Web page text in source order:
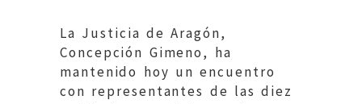
La Justicia de Aragón,
Concepción Gimeno, ha
mantenido hoy un encuentro
con representantes de las diez